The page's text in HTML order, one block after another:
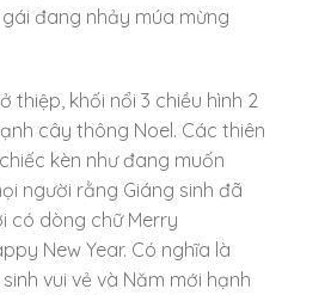
đang nhảy múa mừng
thiệp, khối nổi 3 chiều hình 2
cây thông Noel. Các thiên
kèn như đang muốn
người rằng Giáng sinh đã
có dòng chữ Merry
New Year. Có nghĩa là
vui vẻ và Năm mới hạnh